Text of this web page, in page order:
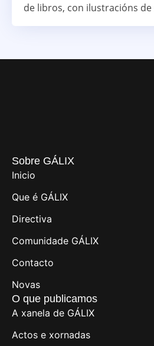
de libros, con ilustracións de
Sobre GÁLIX
Inicio
Que é GÁLIX
Directiva
Comunidade GÁLIX
Contacto
Novas
O que publicamos
A xanela de GÁLIX
Actos e xornadas